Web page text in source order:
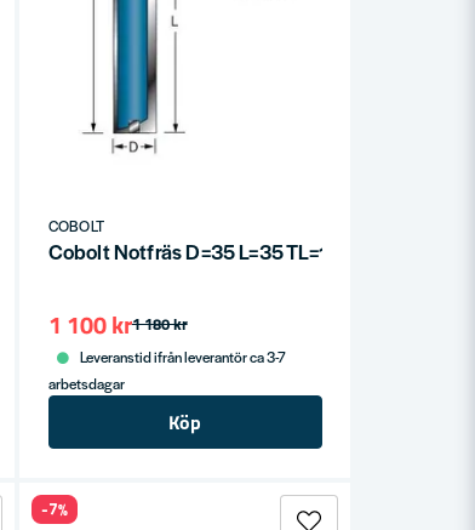
COBOLT
Cobolt Notfräs D=35 L=35 TL=100
1 180 kr
1 100 kr
Leveranstid ifrån leverantör ca 3-7
arbetsdagar
Köp
-7%